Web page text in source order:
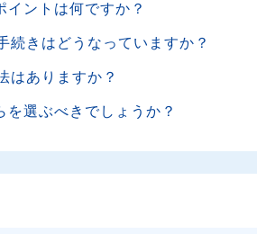
ントは何ですか？
続きはどうなっていますか？
はありますか？
選ぶべきでしょうか？